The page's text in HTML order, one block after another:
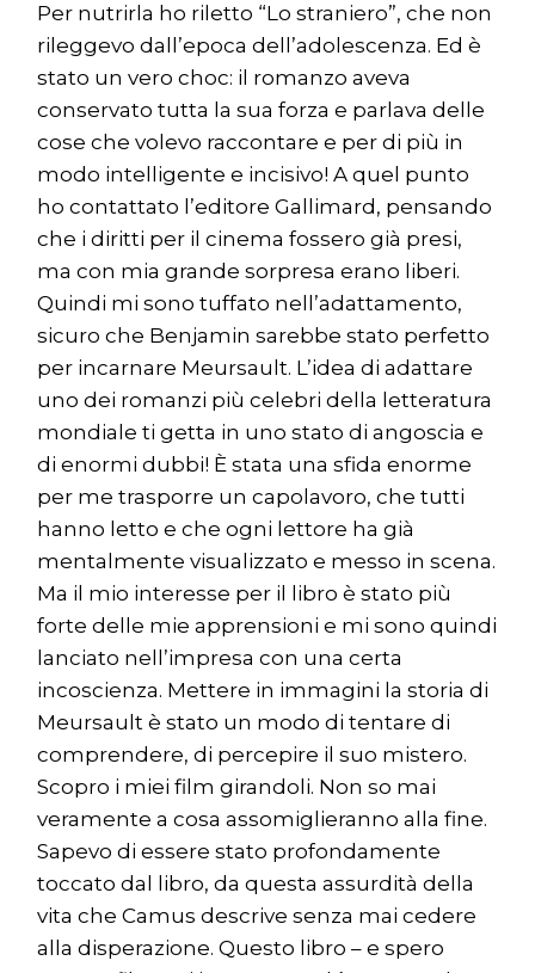
Per nutrirla ho riletto “Lo straniero”, che non
rileggevo dall’epoca dell’adolescenza. Ed è
stato un vero choc: il romanzo aveva
conservato tutta la sua forza e parlava delle
cose che volevo raccontare e per di più in
modo intelligente e incisivo! A quel punto
ho contattato l’editore Gallimard, pensando
che i diritti per il cinema fossero già presi,
ma con mia grande sorpresa erano liberi.
Quindi mi sono tuffato nell’adattamento,
sicuro che Benjamin sarebbe stato perfetto
per incarnare Meursault. L’idea di adattare
uno dei romanzi più celebri della letteratura
mondiale ti getta in uno stato di angoscia e
di enormi dubbi! È stata una sfida enorme
per me trasporre un capolavoro, che tutti
hanno letto e che ogni lettore ha già
mentalmente visualizzato e messo in scena.
Ma il mio interesse per il libro è stato più
forte delle mie apprensioni e mi sono quindi
lanciato nell’impresa con una certa
incoscienza. Mettere in immagini la storia di
Meursault è stato un modo di tentare di
comprendere, di percepire il suo mistero.
Scopro i miei film girandoli. Non so mai
veramente a cosa assomiglieranno alla fine.
Sapevo di essere stato profondamente
toccato dal libro, da questa assurdità della
vita che Camus descrive senza mai cedere
alla disperazione. Questo libro – e spero